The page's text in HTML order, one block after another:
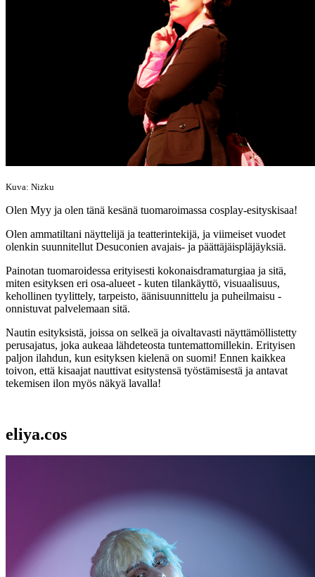
Kuva: Nizku
Olen Myy ja olen tänä kesänä tuomaroimassa cosplay-esityskisaa!
Olen ammatiltani näyttelijä ja teatterintekijä, ja viimeiset vuodet
olenkin suunnitellut Desuconien avajais- ja päättäjäispläjäyksiä.
Painotan tuomaroidessa erityisesti kokonaisdramaturgiaa ja sitä,
miten esityksen eri osa-alueet - kuten tilankäyttö, visuaalisuus,
kehollinen tyylittely, tarpeisto, äänisuunnittelu ja puheilmaisu -
onnistuvat palvelemaan sitä.
Nautin esityksistä, joissa on selkeä ja oivaltavasti näyttämöllistetty
perusajatus, joka aukeaa lähdeteosta tuntemattomillekin. Erityisen
paljon ilahdun, kun esityksen kielenä on suomi! Ennen kaikkea
toivon, että kisaajat nauttivat esitystensä työstämisestä ja antavat
tekemisen ilon myös näkyä lavalla!
eliya.cos